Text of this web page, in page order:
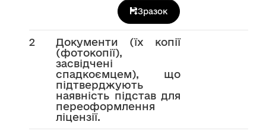
Зразок
2
Документи (їх копії
(фотокопії),
засвідчені
спадкоємцем), що
підтверджують
наявність підстав для
переоформлення
ліцензії.